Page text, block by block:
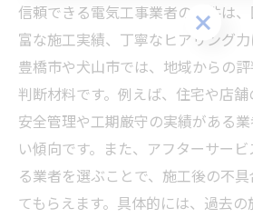
信頼できる電気工事業者の条件は
富な施工実績、丁寧なヒアリング
豊橋市や犬山市では、地域からの
判断材料です。例えば、住宅や店
安全管理や工期厳守の実績がある
い傾向です。また、アフターサー
る業者を選ぶことで、施工後の不
てもらえます。具体的には、過去
お気軽にご相談く